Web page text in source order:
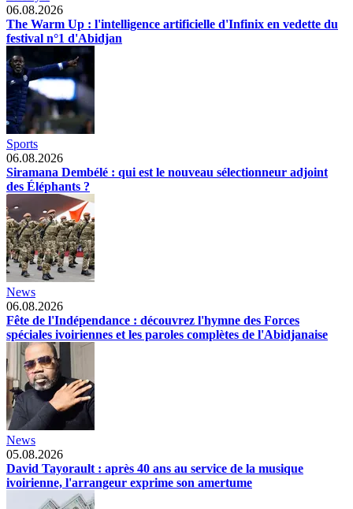
06.08.2026
The Warm Up : l'intelligence artificielle d'Infinix en vedette du
festival n°1 d'Abidjan
Sports
06.08.2026
Siramana Dembélé : qui est le nouveau sélectionneur adjoint
des Éléphants ?
News
06.08.2026
Fête de l'Indépendance : découvrez l'hymne des Forces
spéciales ivoiriennes et les paroles complètes de l'Abidjanaise
News
05.08.2026
David Tayorault : après 40 ans au service de la musique
ivoirienne, l'arrangeur exprime son amertume